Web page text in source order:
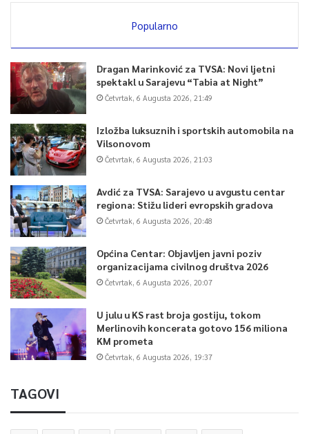
Popularno
Dragan Marinković za TVSA: Novi ljetni
spektakl u Sarajevu “Tabia at Night”
Četvrtak, 6 Augusta 2026, 21:49
Izložba luksuznih i sportskih automobila na
Vilsonovom
Četvrtak, 6 Augusta 2026, 21:03
Avdić za TVSA: Sarajevo u avgustu centar
regiona: Stižu lideri evropskih gradova
Četvrtak, 6 Augusta 2026, 20:48
Općina Centar: Objavljen javni poziv
organizacijama civilnog društva 2026
Četvrtak, 6 Augusta 2026, 20:07
U julu u KS rast broja gostiju, tokom
Merlinovih koncerata gotovo 156 miliona
KM prometa
Četvrtak, 6 Augusta 2026, 19:37
TAGOVI